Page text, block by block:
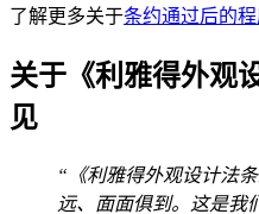
了解更多关于条约通过后的
关于《利雅得外观
见
“《利雅得外观设计法
远、面面俱到。这是我